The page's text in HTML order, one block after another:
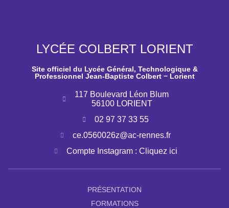
LYCÉE COLBERT LORIENT
Site officiel du Lycée Général, Technologique &
Professionnel Jean-Baptiste Colbert − Lorient
117 Boulevard Léon Blum
56100 LORIENT
02 97 37 33 55
ce.0560026z@ac-rennes.fr
Compte Instagram : Cliquez ici
PRÉSENTATION
FORMATIONS